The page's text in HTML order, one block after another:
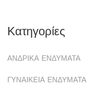
Κατηγορίες
ΑΝΔΡΙΚΑ ΕΝΔΥΜΑΤΑ
ΓΥΝΑΙΚΕΙΑ ΕΝΔΥΜΑΤΑ